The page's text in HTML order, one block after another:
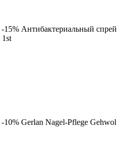
-15% Антибактериальный спрей
1st
-10% Gerlan Nagel-Pflege Gehwol